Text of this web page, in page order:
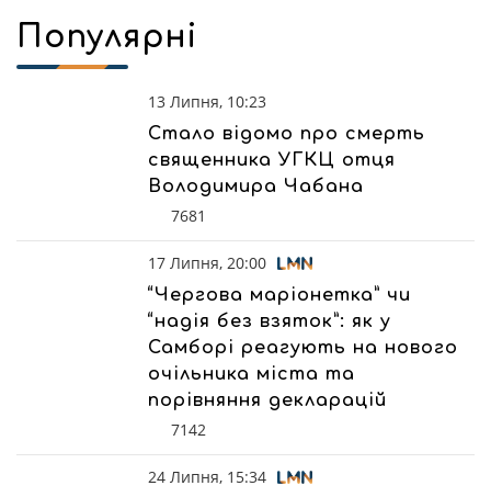
Популярні
13 Липня, 10:23
Стало відомо про смерть
священника УГКЦ отця
Володимира Чабана
7681
17 Липня, 20:00
“Чергова маріонетка” чи
“надія без взяток”: як у
Самборі реагують на нового
очільника міста та
порівняння декларацій
7142
24 Липня, 15:34